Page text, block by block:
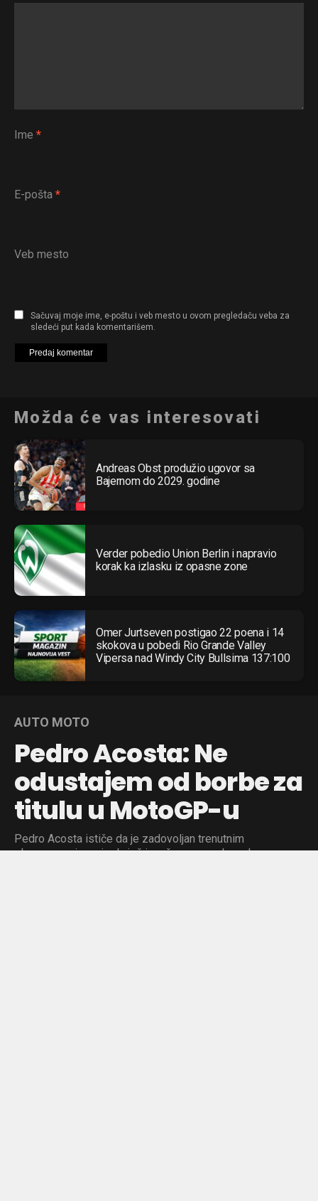
Ime *
E-pošta *
Veb mesto
Sačuvaj moje ime, e-poštu i veb mesto u ovom pregledaču veba za
sledeći put kada komentarišem.
Možda će vas interesovati
Andreas Obst produžio ugovor sa
Bajernom do 2029. godine
Verder pobedio Union Berlin i napravio
korak ka izlasku iz opasne zone
Omer Jurtseven postigao 22 poena i 14
skokova u pobedi Rio Grande Valley
Vipersa nad Windy City Bullsima 137:100
AUTO MOTO
Pedro Acosta: Ne
odustajem od borbe za
titulu u MotoGP-u
Pedro Acosta ističe da je zadovoljan trenutnim
plasmanom i veruje da još ima šanse za vrh, uprkos